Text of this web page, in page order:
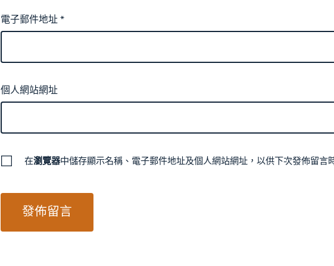
電子郵件地址*
個人網站網址
在瀏覽器中儲存顯示名稱、電子郵件地址及個人網站網址，以供下次發佈留言